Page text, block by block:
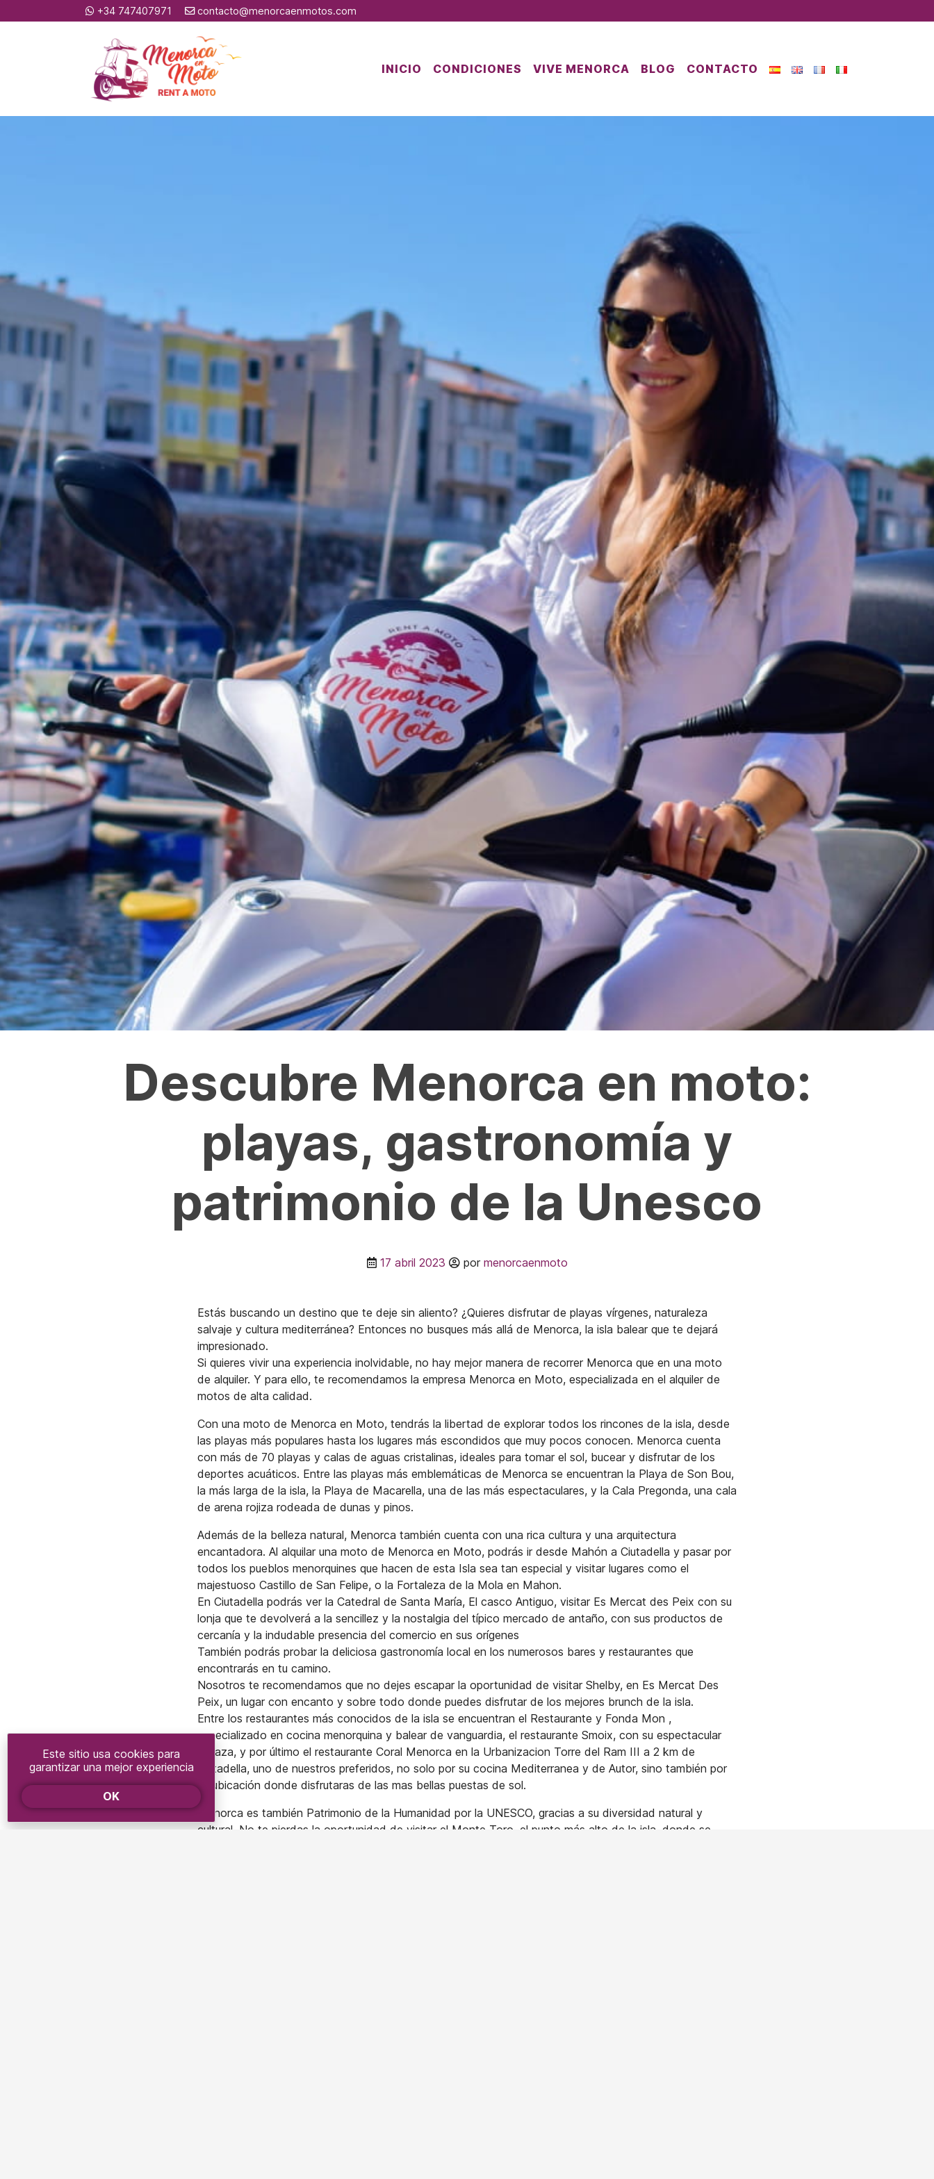
+34 747407971 contacto@menorcaenmotos.com
INICIO CONDICIONES VIVE MENORCA BLOG CONTACTO
Descubre Menorca en moto:
playas, gastronomía y
patrimonio de la Unesco
17 abril 2023 por menorcaenmoto
Estás buscando un destino que te deje sin aliento? ¿Quieres disfrutar de playas vírgenes, naturaleza
salvaje y cultura mediterránea? Entonces no busques más allá de Menorca, la isla balear que te dejará
impresionado.
Si quieres vivir una experiencia inolvidable, no hay mejor manera de recorrer Menorca que en una moto
de alquiler. Y para ello, te recomendamos la empresa Menorca en Moto, especializada en el alquiler de
motos de alta calidad.
Con una moto de Menorca en Moto, tendrás la libertad de explorar todos los rincones de la isla, desde
las playas más populares hasta los lugares más escondidos que muy pocos conocen. Menorca cuenta
con más de 70 playas y calas de aguas cristalinas, ideales para tomar el sol, bucear y disfrutar de los
deportes acuáticos. Entre las playas más emblemáticas de Menorca se encuentran la Playa de Son Bou,
la más larga de la isla, la Playa de Macarella, una de las más espectaculares, y la Cala Pregonda, una cala
de arena rojiza rodeada de dunas y pinos.
Además de la belleza natural, Menorca también cuenta con una rica cultura y una arquitectura
encantadora. Al alquilar una moto de Menorca en Moto, podrás ir desde Mahón a Ciutadella y pasar por
todos los pueblos menorquines que hacen de esta Isla sea tan especial y visitar lugares como el
majestuoso Castillo de San Felipe, o la Fortaleza de la Mola en Mahon.
En Ciutadella podrás ver la Catedral de Santa María, El casco Antiguo, visitar Es Mercat des Peix con su
lonja que te devolverá a la sencillez y la nostalgia del típico mercado de antaño, con sus productos de
cercanía y la indudable presencia del comercio en sus orígenes
También podrás probar la deliciosa gastronomía local en los numerosos bares y restaurantes que
encontrarás en tu camino.
Nosotros te recomendamos que no dejes escapar la oportunidad de visitar Shelby, en Es Mercat Des
Peix, un lugar con encanto y sobre todo donde puedes disfrutar de los mejores brunch de la isla.
Entre los restaurantes más conocidos de la isla se encuentran el Restaurante y Fonda Mon ,
especializado en cocina menorquina y balear de vanguardia, el restaurante Smoix, con su espectacular
terraza, y por último el restaurante Coral Menorca en la Urbanizacion Torre del Ram III a 2 km de
Ciutadella, uno de nuestros preferidos, no solo por su cocina Mediterranea y de Autor, sino también por
su ubicación donde disfrutaras de las mas bellas puestas de sol.
Menorca es también Patrimonio de la Humanidad por la UNESCO, gracias a su diversidad natural y
cultural. No te pierdas la oportunidad de visitar el Monte Toro, el punto más alto de la isla, donde se
Este sitio usa cookies para
garantizar una mejor experiencia
OK